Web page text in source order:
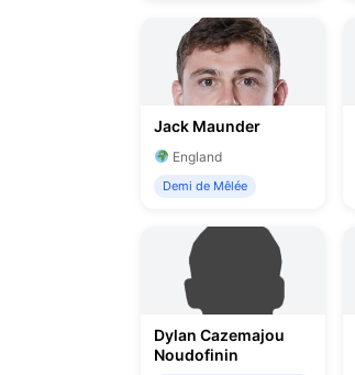
Jack Maunder
England
Demi de Mêlée
Dylan Cazemajou
Noudofinin